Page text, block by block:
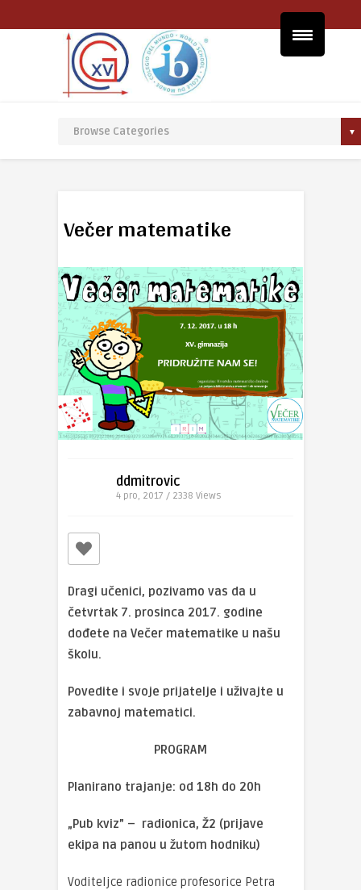
Večer matematike
ddmitrovic
4 pro, 2017 / 2338 Views
Dragi učenici, pozivamo vas da u
četvrtak 7. prosinca 2017. godine
dođete na Večer matematike u našu
školu.
Povedite i svoje prijatelje i uživajte u
zabavnoj matematici.
PROGRAM
Planirano trajanje: od 18h do 20h
„Pub kviz” – radionica, Ž2 (prijave
ekipa na panou u žutom hodniku)
Voditeljce radionice profesorice Petra